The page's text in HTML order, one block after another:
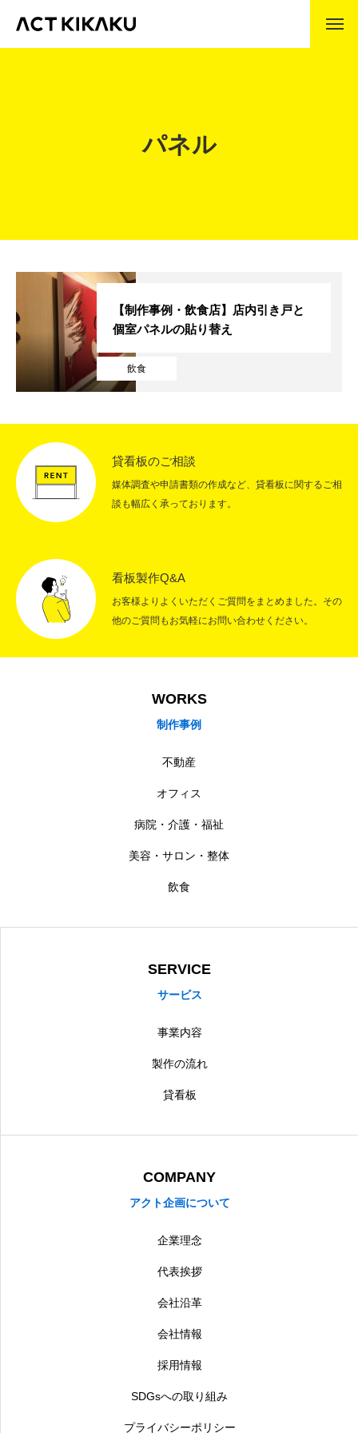
WORKS 制作事例
COMPANY
RECRUIT
CONTACT お問い合わせ
パネル
飲食
【制作事例・飲食店】店内引き戸と
個室パネルの貼り替え
貸看板のご相談
媒体調査や申請書類の作成など、貸看板に関するご相
談も幅広く承っております。
看板製作Q&A
お客様よりよくいただくご質問をまとめました。その
他のご質問もお気軽にお問い合わせください。
WORKS
制作事例
不動産
オフィス
病院・介護・福祉
美容・サロン・整体
飲食
SERVICE
サービス
事業内容
製作の流れ
貸看板
COMPANY
アクト企画について
企業理念
代表挨拶
会社沿革
会社情報
採用情報
SDGsへの取り組み
プライバシーポリシー